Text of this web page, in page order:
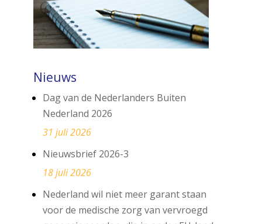
Nieuws
Dag van de Nederlanders Buiten
Nederland 2026
31 juli 2026
Nieuwsbrief 2026-3
18 juli 2026
Nederland wil niet meer garant staan
voor de medische zorg van vervroegd